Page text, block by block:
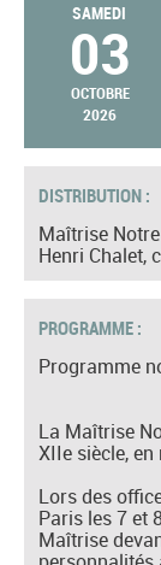
SAMEDI
03
OCTOBRE
2026
DISTRIBUTION :
Maîtrise
Henri Chalet,
PROGRAMME :
Programme
La Maîtrise
XIIe siècle,
Lors des
Paris les 7 et
Maîtrise